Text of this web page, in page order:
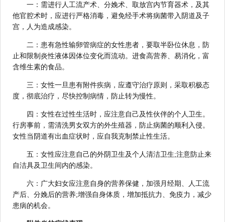
一：需进行人工流产术、分娩术、取放宫内节育器术，及其
他官腔术时，应进行严格消毒，避免经手术将病菌带入阴道及子
宫，人为造成感染。
二：患有急性输卵管病症的女性患者，要取半卧位休息，防
止和限制炎性液体因体位变化而流动。进食高营养、易消化，富
含维生素的食品。
三：女性一旦患有附件疾病，应遵守治疗原则，采取积极态
度，彻底治疗，尽快控制病情，防止转为慢性。
四：女性在过性生活时，应注意自己及性伙伴的个人卫生。
行房事前，需清洗男女双方的外生殖器，防止病菌的顺利入侵。
女性当阴道有出血症状时，应自我克制禁止性生活。
五：女性应注意自己的外阴卫生及个人清洁卫生;注意防止来
自洁具及卫生间内的感染。
六：广大妇女应注意自身的营养保健，加强月经期、人工流
产后、分娩后的营养;增强自身体质，增加抵抗力、免疫力，减少
患病的机会。